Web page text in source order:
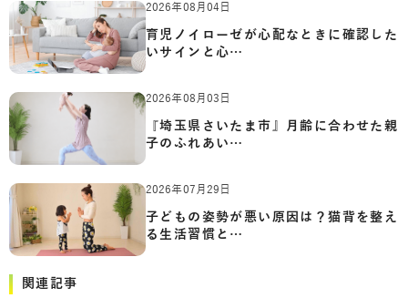
2026年08月04日
育児ノイローゼが心配なときに確認した
いサインと心…
2026年08月03日
『埼玉県さいたま市』月齢に合わせた親
子のふれあい…
2026年07月29日
子どもの姿勢が悪い原因は？猫背を整え
る生活習慣と…
関連記事